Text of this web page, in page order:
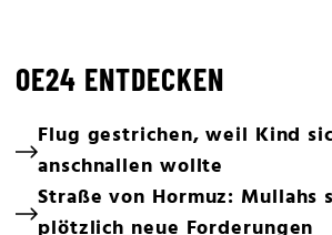
OE24 ENTDECKEN
Flug gestrichen, weil Kind
anschnallen wollte
Straße von Hormuz: Mullahs